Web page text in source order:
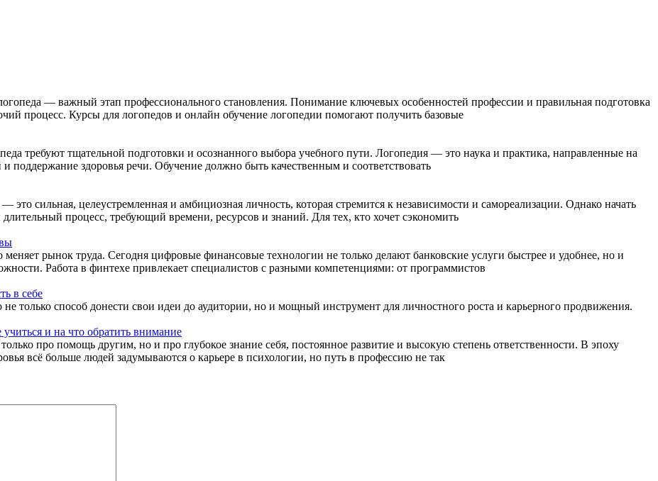
— важный этап профессионального становления. Понимание ключевых особенностей профессии и правильная подготовка
процесс. Курсы для логопедов и онлайн обучение логопедии помогают получить базовые
требуют тщательной подготовки и осознанного выбора учебного пути. Логопедия — это наука и практика, направленные на
поддержание здоровья речи. Обучение должно быть качественным и соответствовать
сильная, целеустремленная и амбициозная личность, которая стремится к независимости и самореализации. Однако начать
процесс, требующий времени, ресурсов и знаний. Для тех, кто хочет сэкономить
меняет рынок труда. Сегодня цифровые финансовые технологии не только делают банковские услуги быстрее и удобнее, но и
Работа в финтехе привлекает специалистов с разными компетенциями: от программистов
в себе
только способ донести свои идеи до аудитории, но и мощный инструмент для личностного роста и карьерного продвижения.
и на что обратить внимание
про помощь другим, но и про глубокое знание себя, постоянное развитие и высокую степень ответственности. В эпоху
всё больше людей задумываются о карьере в психологии, но путь в профессию не так